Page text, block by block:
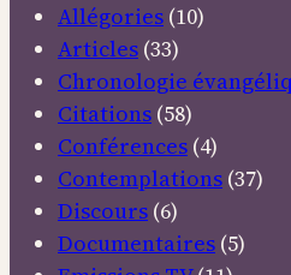
Allégories (10)
Articles (33)
Chronologie
Citations (58)
Conférences (4)
Contemplations (37)
Discours (6)
Documentaires (5)